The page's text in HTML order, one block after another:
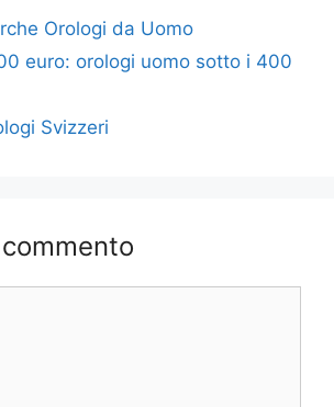
Orologi da Uomo
euro: orologi uomo sotto i 400
Svizzeri